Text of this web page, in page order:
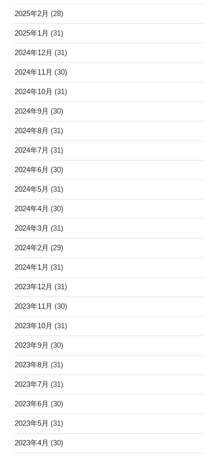
2025年2月 (28)
2025年1月 (31)
2024年12月 (31)
2024年11月 (30)
2024年10月 (31)
2024年9月 (30)
2024年8月 (31)
2024年7月 (31)
2024年6月 (30)
2024年5月 (31)
2024年4月 (30)
2024年3月 (31)
2024年2月 (29)
2024年1月 (31)
2023年12月 (31)
2023年11月 (30)
2023年10月 (31)
2023年9月 (30)
2023年8月 (31)
2023年7月 (31)
2023年6月 (30)
2023年5月 (31)
2023年4月 (30)